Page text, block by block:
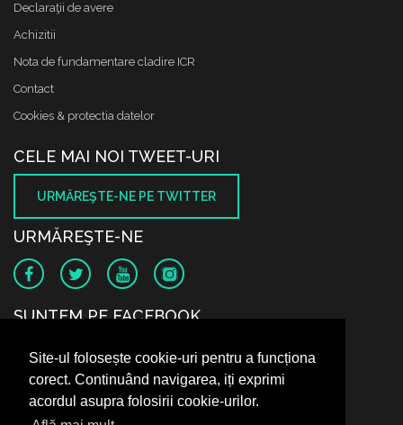
Site-ul folosește cookie-uri pentru a funcționa
corect. Continuând navigarea, iți exprimi
acordul asupra folosirii cookie-urilor.
Declaraţii de avere
Achizitii
Nota de fundamentare cladire ICR
Contact
Cookies & protectia datelor
CELE MAI NOI TWEET-URI
URMĂREŞTE-NE PE TWITTER
URMĂREŞTE-NE
SUNTEM PE FACEBOOK